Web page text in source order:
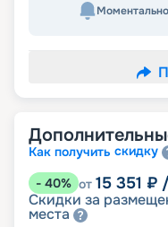
Как получить скидку
- 40% от 15 351 ₽
Скидки за
места